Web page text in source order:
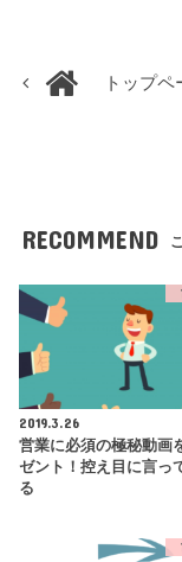
トップペ
RECOMMEND
2019.3.26
営業に必須の極秘動画
ゼント！控え目に言っ
る